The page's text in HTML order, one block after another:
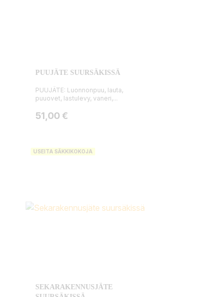
PUUJÄTE SUURSÄKISSÄ
PUUJÄTE: Luonnonpuu, lauta,
puuovet, lastulevy, vaneri,...
Hinta
51,00 €
USEITA SÄKKIKOKOJA
SEKARAKENNUSJÄTE